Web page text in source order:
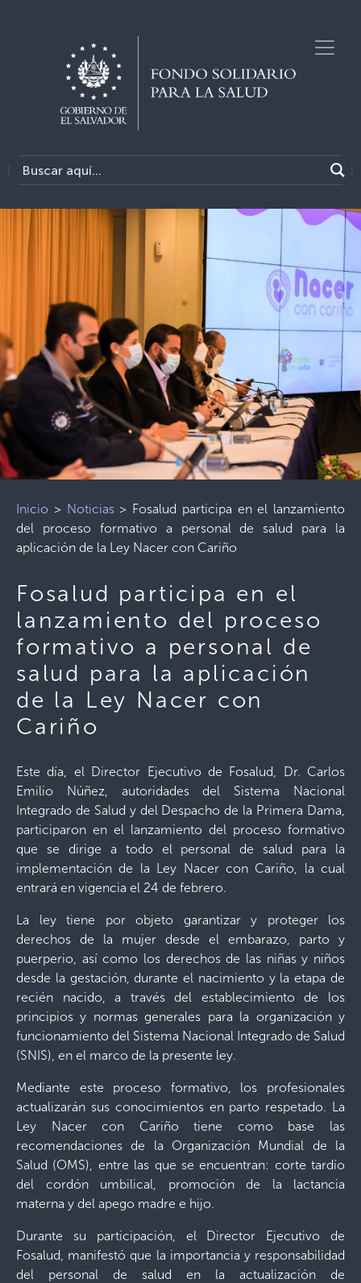
Inicio > Noticias> Fosalud participa en el lanzamiento
del proceso formativo a personal de salud para la
aplicación de la Ley Nacer con Cariño
Fosalud participa en el
lanzamiento del proceso
formativo a personal de
salud para la aplicación
de la Ley Nacer con
Cariño
Este día, el Director Ejecutivo de Fosalud, Dr. Carlos
Emilio Núñez, autoridades del Sistema Nacional
Integrado de Salud y del Despacho de la Primera Dama,
participaron en el lanzamiento del proceso formativo
que se dirige a todo el personal de salud para la
implementación de la Ley Nacer con Cariño, la cual
entrará en vigencia el 24 de febrero.
La ley tiene por objeto garantizar y proteger los
derechos de la mujer desde el embarazo, parto y
puerperio, así como los derechos de las niñas y niños
desde la gestación, durante el nacimiento y la etapa de
recién nacido, a través del establecimiento de los
principios y normas generales para la organización y
funcionamiento del Sistema Nacional Integrado de Salud
(SNIS), en el marco de la presente ley.
Mediante este proceso formativo, los profesionales
actualizarán sus conocimientos en parto respetado. La
Ley Nacer con Cariño tiene como base las
recomendaciones de la Organización Mundial de la
Salud (OMS), entre las que se encuentran: corte tardío
del cordón umbilical, promoción de la lactancia
materna y del apego madre e hijo.
Durante su participación, el Director Ejecutivo de
Fosalud, manifestó que la importancia y responsabilidad
del personal de salud en la actualización de